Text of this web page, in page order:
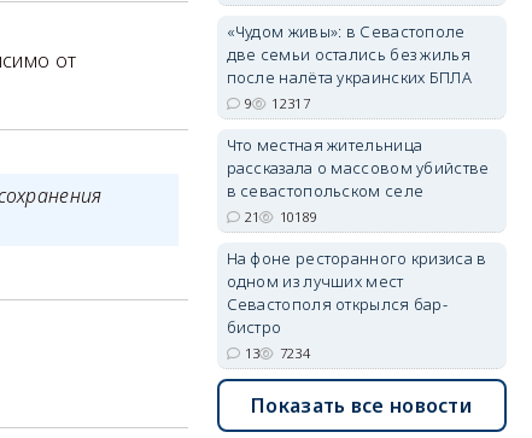
от
«Чудом живы»: в Севастополе
две семьи остались без жилья
после налёта украинских БПЛА
9 12317
Что местная жительница
рассказала о массовом убийстве
в севастопольском селе
21 10189
На фоне ресторанного кризиса в
одном из лучших мест
Севастополя открылся бар-
бистро
13 7234
Показать все новости